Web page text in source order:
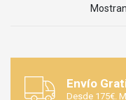
Envío
Desde 175€.